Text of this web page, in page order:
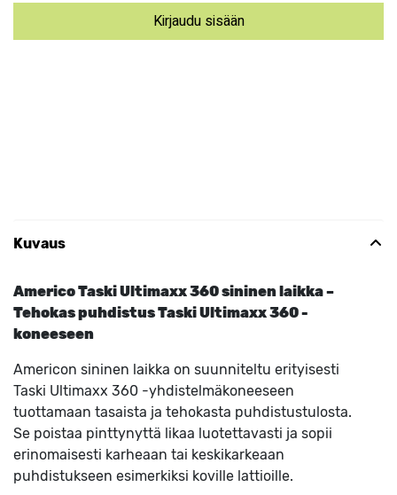
Kirjaudu sisään
Kuvaus
Americo Taski Ultimaxx 360 sininen laikka –
Tehokas puhdistus Taski Ultimaxx 360 -
koneeseen
Americon sininen laikka on suunniteltu erityisesti
Taski Ultimaxx 360 -yhdistelmäkoneeseen
tuottamaan tasaista ja tehokasta puhdistustulosta.
Se poistaa pinttynyttä likaa luotettavasti ja sopii
erinomaisesti karheaan tai keskikarkeaan
puhdistukseen esimerkiksi koville lattioille.